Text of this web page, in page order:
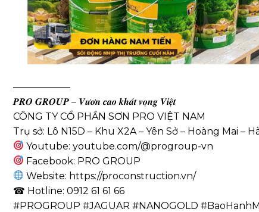
——————
𝑷𝑹𝑶 𝑮𝑹𝑶𝑼𝑷 – 𝑽𝒖̛𝒐̛𝒏 𝒄𝒂𝒐 𝒌𝒉𝒂́𝒕 𝒗𝒐̣𝒏𝒈 𝑽𝒊𝒆̣̂𝒕
CÔNG TY CỔ PHẦN SƠN PRO VIỆT NAM
Trụ sở: Lô N15D – Khu X2A – Yên Sở – Hoàng Mai –
Youtube: youtube.com/@progroup-vn
Facebook: PRO GROUP
Website: https://proconstruction.vn/
☎ Hotline: 0912 61 61 66
#PROGROUP #JAGUAR #NANOGOLD